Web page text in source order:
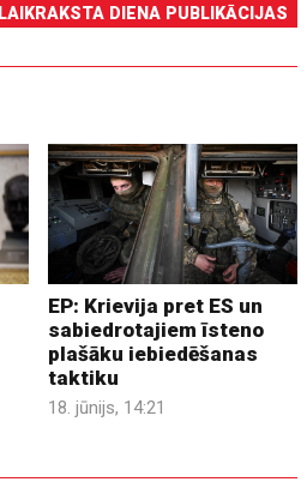
LAIKRAKSTA DIENA PUBLIKĀCIJAS
EP: Krievija pret ES un
sabiedrotajiem īsteno
plašāku iebiedēšanas
taktiku
18. jūnijs, 14:21